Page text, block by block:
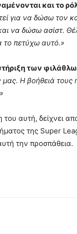
και το
για να δώσω τον
να δώσω ασίστ.
πετύχω αυτό.»
των
Η βοήθειά τους
αυτή, δείχνει
της Super
την προσπάθεια.